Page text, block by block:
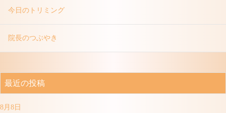
今日のトリミング
院長のつぶやき
最近の投稿
8月8日